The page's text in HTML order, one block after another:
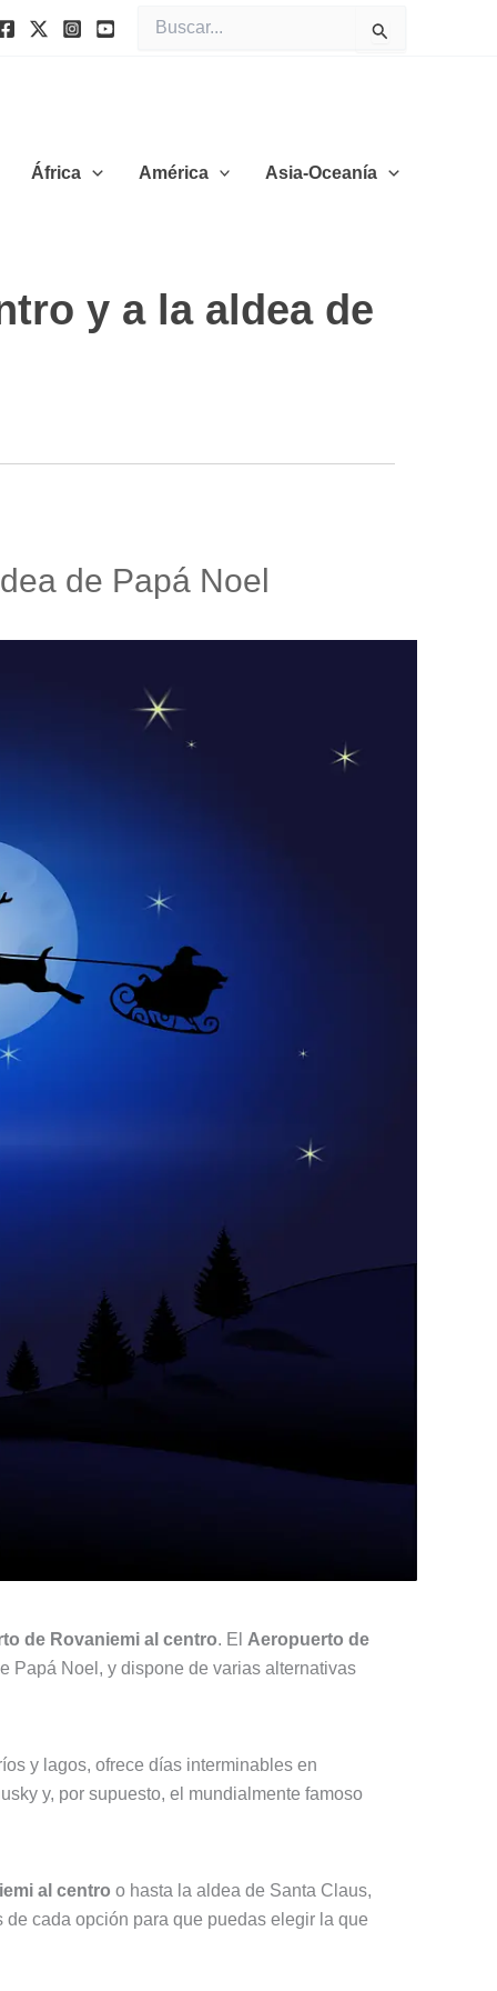
por:
África América Asia-Oceanía
y a la aldea de
de Papá Noel
de Rovaniemi al centro. El Aeropuerto de
Papá Noel, y dispone de varias alternativas
y lagos, ofrece días interminables en
y, por supuesto, el mundialmente famoso
al centro o hasta la aldea de Santa Claus,
cada opción para que puedas elegir la que